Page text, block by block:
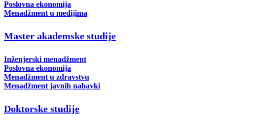
Poslovna ekonomija
Menadžment u medijima
Master akademske studije
Inženjerski menadžment
Poslovna ekonomija
Menadžment u zdravstvu
Menadžment javnih nabavki
Doktorske studije